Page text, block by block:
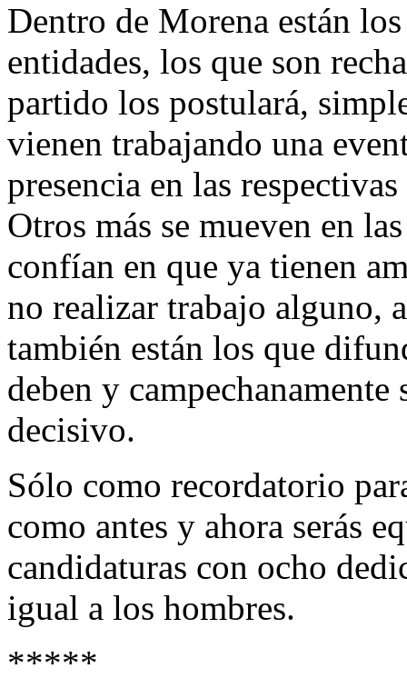
Dentro de Morena están
entidades, los que son
partido los postulará,
vienen trabajando una
presencia en las
Otros más se mueven en
confían en que ya tienen
no realizar trabajo alguno,
también están los que
deben y
decisivo.
Sólo como recordatorio
como antes y ahora serás
candidaturas con ocho
igual a los hombres.
*****